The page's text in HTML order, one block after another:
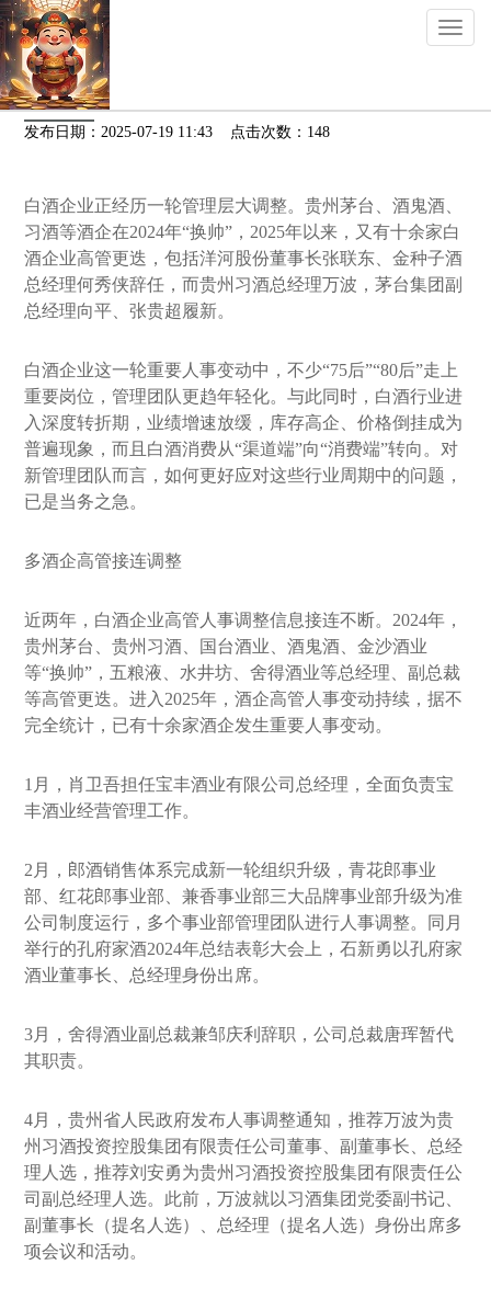
Toggle
今年多达十余家, 白酒企业高管为何大调整?
发布日期：2025-07-19 11:43 点击次数：148
白酒企业正经历一轮管理层大调整。贵州茅台、酒鬼酒、
习酒等酒企在2024年“换帅”，2025年以来，又有十余家白
酒企业高管更迭，包括洋河股份董事长张联东、金种子酒
总经理何秀侠辞任，而贵州习酒总经理万波，茅台集团副
总经理向平、张贵超履新。
白酒企业这一轮重要人事变动中，不少“75后”“80后”走上
重要岗位，管理团队更趋年轻化。与此同时，白酒行业进
入深度转折期，业绩增速放缓，库存高企、价格倒挂成为
普遍现象，而且白酒消费从“渠道端”向“消费端”转向。对
新管理团队而言，如何更好应对这些行业周期中的问题，
已是当务之急。
多酒企高管接连调整
近两年，白酒企业高管人事调整信息接连不断。2024年，
贵州茅台、贵州习酒、国台酒业、酒鬼酒、金沙酒业
等“换帅”，五粮液、水井坊、舍得酒业等总经理、副总裁
等高管更迭。进入2025年，酒企高管人事变动持续，据不
完全统计，已有十余家酒企发生重要人事变动。
1月，肖卫吾担任宝丰酒业有限公司总经理，全面负责宝
丰酒业经营管理工作。
2月，郎酒销售体系完成新一轮组织升级，青花郎事业
部、红花郎事业部、兼香事业部三大品牌事业部升级为准
公司制度运行，多个事业部管理团队进行人事调整。同月
举行的孔府家酒2024年总结表彰大会上，石新勇以孔府家
酒业董事长、总经理身份出席。
3月，舍得酒业副总裁兼邹庆利辞职，公司总裁唐珲暂代
其职责。
4月，贵州省人民政府发布人事调整通知，推荐万波为贵
州习酒投资控股集团有限责任公司董事、副董事长、总经
理人选，推荐刘安勇为贵州习酒投资控股集团有限责任公
司副总经理人选。此前，万波就以习酒集团党委副书记、
副董事长（提名人选）、总经理（提名人选）身份出席多
项会议和活动。